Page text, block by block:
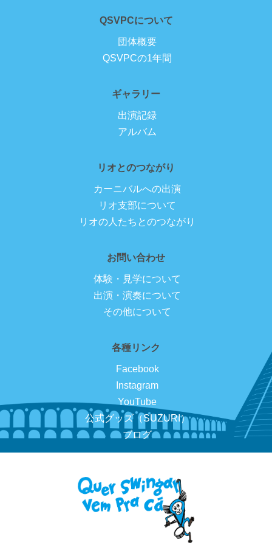
QSVPCについて
団体概要
QSVPCの1年間
ギャラリー
出演記録
アルバム
リオとのつながり
カーニバルへの出演
リオ支部について
リオの人たちとのつながり
お問い合わせ
体験・見学について
出演・演奏について
その他について
各種リンク
Facebook
Instagram
YouTube
公式グッズ（SUZURI）
ブログ